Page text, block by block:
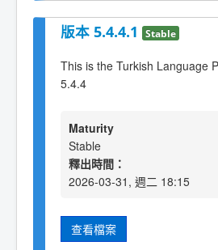
版本 5.4.4.1 Stable
This is the Turkish Language
5.4.4
Maturity
Stable
釋出時間：
2026-03-31, 週二 18:15
查看檔案